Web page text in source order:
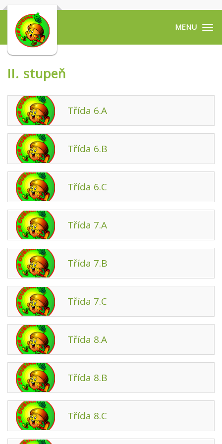
II. stupeň
Třída 6.A
Třída 6.B
Třída 6.C
Třída 7.A
Třída 7.B
Třída 7.C
Třída 8.A
Třída 8.B
Třída 8.C